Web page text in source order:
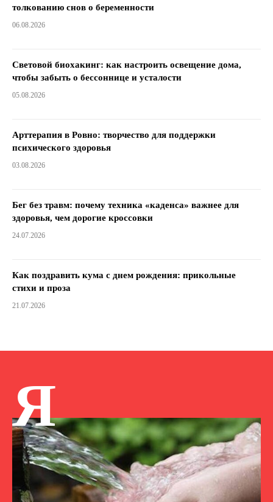
толкованию снов о беременности
06.08.2026
Световой биохакинг: как настроить освещение дома,
чтобы забыть о бессоннице и усталости
05.08.2026
Арттерапия в Ровно: творчество для поддержки
психического здоровья
03.08.2026
Бег без травм: почему техника «каденса» важнее для
здоровья, чем дорогие кроссовки
24.07.2026
Как поздравить кума с днем ​​рождения: прикольные
стихи и проза
21.07.2026
Я